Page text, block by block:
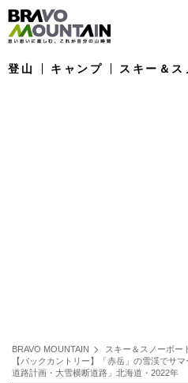
登山 キャンプ スキー＆ス
BRAVO MOUNTAIN
スキー＆スノーボー
【バックカントリー】「赤岳」の雪渓でサ
道路計画・大雪横断道路」北海道・2022年